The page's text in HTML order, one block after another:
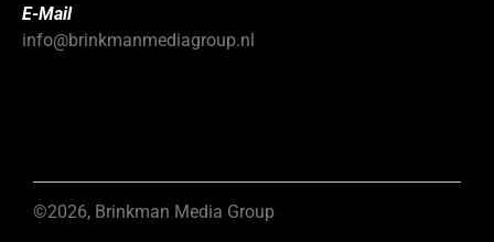
E-Mail
info@brinkmanmediagroup.nl
©2026, Brinkman Media Group